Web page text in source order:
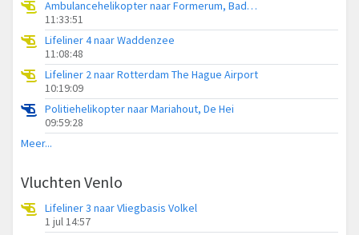
Ambulancehelikopter naar Formerum, Badweg Formerum
11:33:51
Lifeliner 4 naar Waddenzee
11:08:48
Lifeliner 2 naar Rotterdam The Hague Airport
10:19:09
Politiehelikopter naar Mariahout, De Hei
09:59:28
Meer...
Vluchten Venlo
Lifeliner 3 naar Vliegbasis Volkel
1 jul 14:57